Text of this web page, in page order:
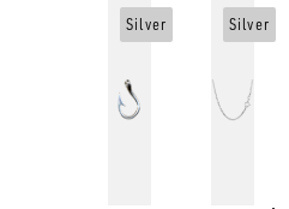
Silver Silver